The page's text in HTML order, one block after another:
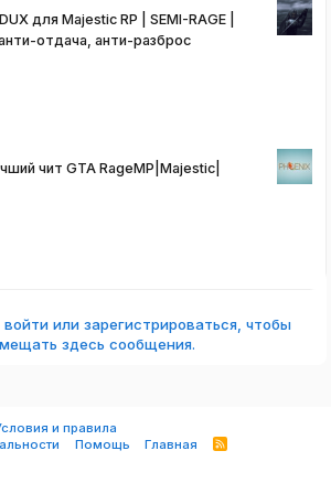
для Majestic RP | SEMI-RAGE |
отдача, анти-разброс
чит GTA RageMP|Majestic|
или зарегистрироваться, чтобы
здесь сообщения.
и правила
Помощь Главная
R